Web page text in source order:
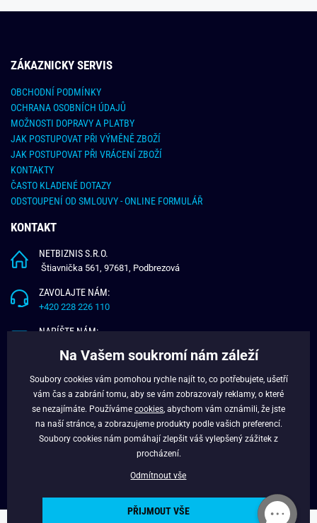
ZÁKAZNICKY SERVIS
OBCHODNÍ PODMÍNKY
OCHRANA OSOBNÍCH ÚDAJŮ
MOŽNOSTI DOPRAVY A PLATBY
JAK POSTUPOVAT PŘI VÝMĚNĚ ZBOŽÍ
JAK POSTUPOVAT PŘI VRÁCENÍ ZBOŽÍ
KONTAKTY
ČASTO KLADENÉ DOTAZY
ODSTOUPENÍ OD SMLOUVY - ONLINE FORMULÁŘ
KONTAKT
NETBIZNIS S.R.O.
Štiavnička 561, 97681, Podbrezová
ZAVOLAJTE NÁM:
+420 228 226 110
NAPÍŠTE NÁM:
O NÁS
VĚRNOSTNÍ PROGRAM
Na Vašem soukromí nám záleží
Soubory cookies vám pomohou rychle najít to, co potřebujete, ušetří
vám čas a zabrání tomu, aby se vám zobrazovaly reklamy, o které
se nezajímáte. Používáme cookies , abychom vám oznámili, že jste
na naší stránce, a zobrazujeme produkty podle vašich preferencí.
Soubory cookies nám pomáhají zlepšit váš vylepšený zážitek z
procházení.
Odmítnout vše
PŘIJMOUT VŠE